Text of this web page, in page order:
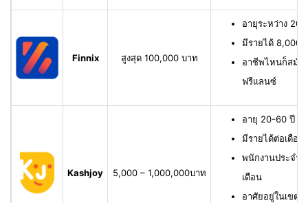
Finnix สูงสุด 100,000 บาท
อายุระหว่าง
มีรายได้ 8,000
อาชีพไหนก็สมัค
ฟรีแลนซ์
Kashjoy 5,000 – 1,000,000บาท
อายุ 20-60 ปี มี
มีรายได้ต่อเดือ
พนักงานประจำ
เดือน
อาศัยอยู่ในเขต